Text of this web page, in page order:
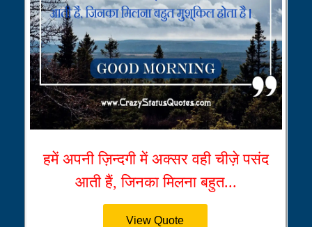
हमें अपनी ज़िन्दगी में अक्सर वही चीज़े पसंद
आती हैं, जिनका मिलना बहुत...
View Quote